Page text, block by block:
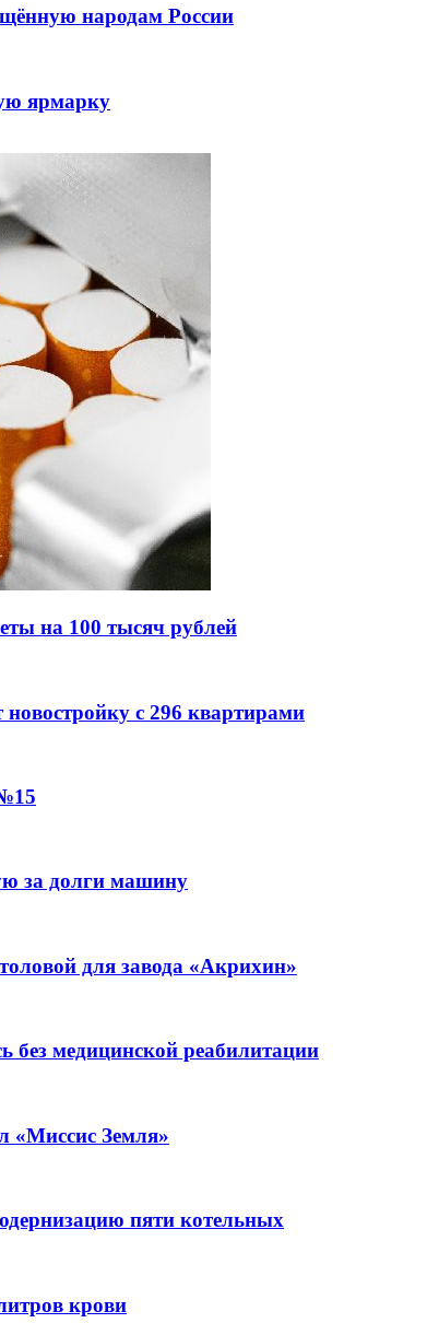
народам России
ярмарку
на 100 тысяч рублей
с 296 квартирами
за долги машину
для завода «Акрихин»
без медицинской реабилитации
«Миссис Земля»
пяти котельных
крови